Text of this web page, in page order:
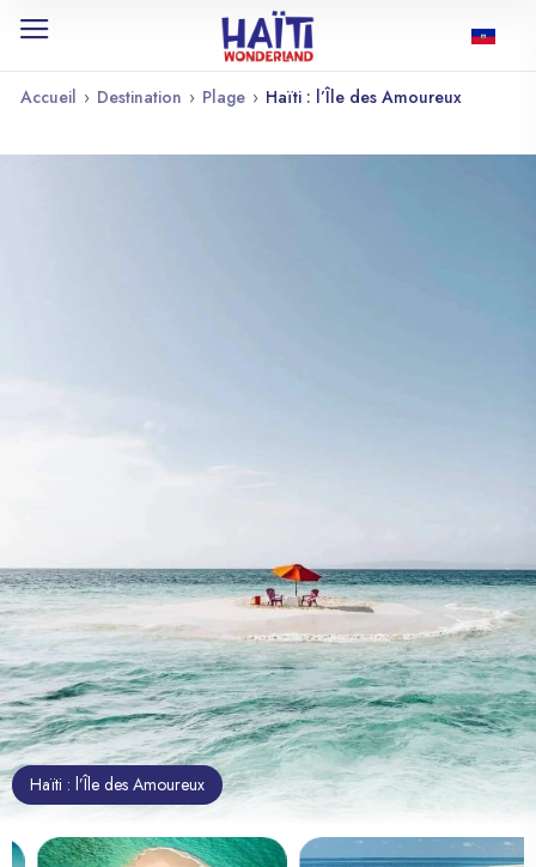
Accueil › Destination › Plage › Haïti : l’Île des Amoureux
Haïti : l’Île des Amoureux